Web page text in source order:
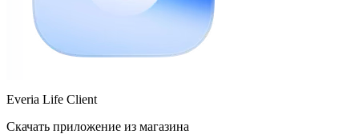
Everia Life Client
Скачать приложение из магазина